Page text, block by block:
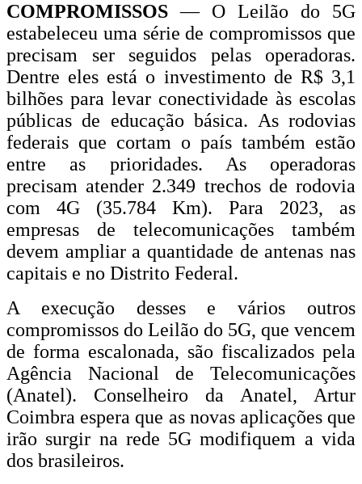
COMPROMISSOS — O Leilão do 5G
estabeleceu uma série de compromissos que
precisam ser seguidos pelas operadoras.
Dentre eles está o investimento de R$ 3,1
bilhões para levar conectividade às escolas
públicas de educação básica. As rodovias
federais que cortam o país também estão
entre as prioridades. As operadoras
precisam atender 2.349 trechos de rodovia
com 4G (35.784 Km). Para 2023, as
empresas de telecomunicações também
devem ampliar a quantidade de antenas nas
capitais e no Distrito Federal.
A execução desses e vários outros
compromissos do Leilão do 5G, que vencem
de forma escalonada, são fiscalizados pela
Agência Nacional de Telecomunicações
(Anatel). Conselheiro da Anatel, Artur
Coimbra espera que as novas aplicações que
irão surgir na rede 5G modifiquem a vida
dos brasileiros.